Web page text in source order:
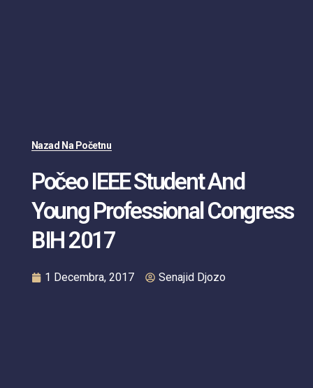
Nazad Na Početnu
Počeo IEEE Student And
Young Professional Congress
BIH 2017
1 Decembra, 2017 Senajid Djozo